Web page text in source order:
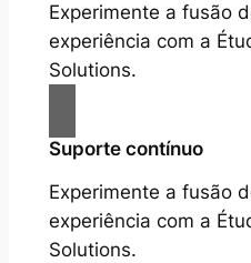
Experimente a fusão
experiência com a
Solutions.
Suporte contínuo
Experimente a fusão
experiência com a
Solutions.